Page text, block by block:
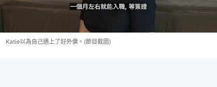
Katie以為自己遇上了好外傭。(節目截圖)